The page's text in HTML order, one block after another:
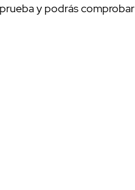
y podrás comprobar